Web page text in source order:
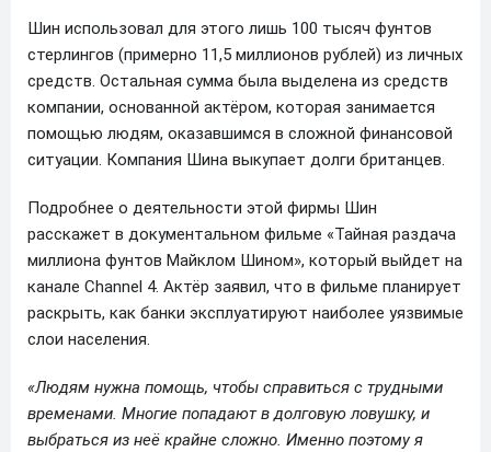
Шин использовал для этого лишь 100 тысяч фунтов
стерлингов (примерно 11,5 миллионов рублей) из личных
средств. Остальная сумма была выделена из средств
компании, основанной актёром, которая занимается
помощью людям, оказавшимся в сложной финансовой
ситуации. Компания Шина выкупает долги британцев.
Подробнее о деятельности этой фирмы Шин
расскажет в документальном фильме «Тайная раздача
миллиона фунтов Майклом Шином», который выйдет на
канале Channel 4. Актёр заявил, что в фильме планирует
раскрыть, как банки эксплуатируют наиболее уязвимые
слои населения.
«Людям нужна помощь, чтобы справиться с трудными
временами. Многие попадают в долговую ловушку, и
выбраться из неё крайне сложно. Именно поэтому я